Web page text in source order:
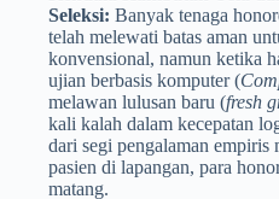
Seleksi: Banyak tenaga
telah melewati batas aman
konvensional, namun ketika
ujian berbasis komputer (
melawan lulusan baru (fresh
kali kalah dalam kecepatan
dari segi pengalaman empiris
pasien di lapangan, para
matang.